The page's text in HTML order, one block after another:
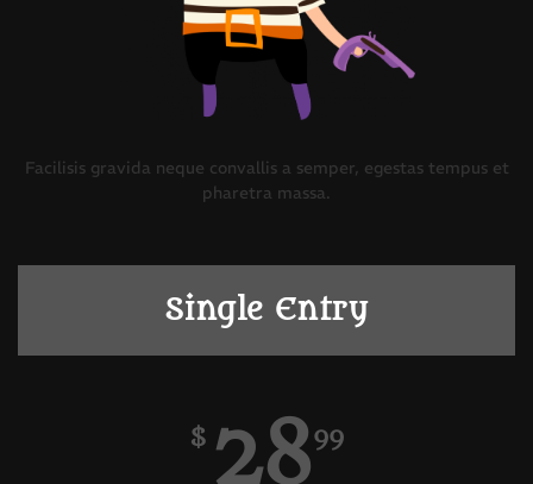
Facilisis gravida neque convallis a semper, egestas tempus et
pharetra massa.
Single Entry
$ 2899